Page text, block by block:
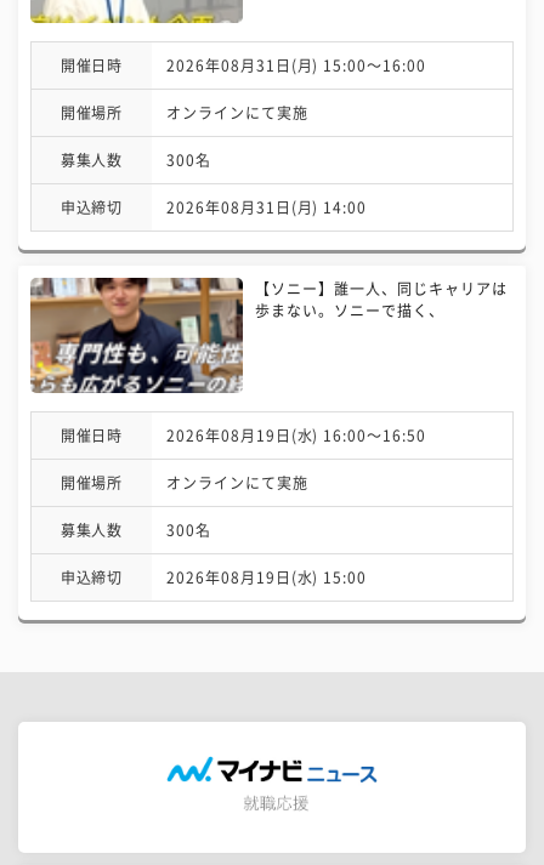
開催日時 2026年08月31日(月) 15:00〜16:00
開催場所 オンラインにて実施
募集人数 300名
申込締切 2026年08月31日(月) 14:00
【ソニー】誰一人、同じキャリアは
歩まない。ソニーで描く、
開催日時 2026年08月19日(水) 16:00〜16:50
開催場所 オンラインにて実施
募集人数 300名
申込締切 2026年08月19日(水) 15:00